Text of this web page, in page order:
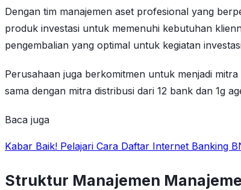
Dengan tim manajemen aset profesional yang
produk investasi untuk memenuhi kebutuhan
pengembalian yang optimal untuk kegiatan
Perusahaan juga berkomitmen untuk menjadi
sama dengan mitra distribusi dari 12 bank dan 1g
Baca juga
Kabar Baik! Pelajari Cara Daftar Internet Banking
Struktur Manajemen